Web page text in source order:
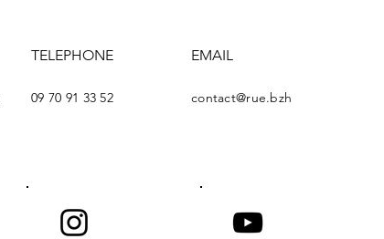
TELEPHONE
09 70 91 33 52
EMAIL
contact@rue.bzh